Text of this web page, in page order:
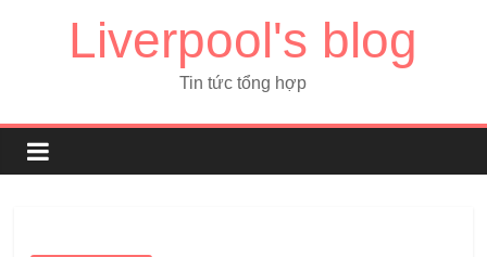
Liverpool's blog
Tin tức tổng hợp